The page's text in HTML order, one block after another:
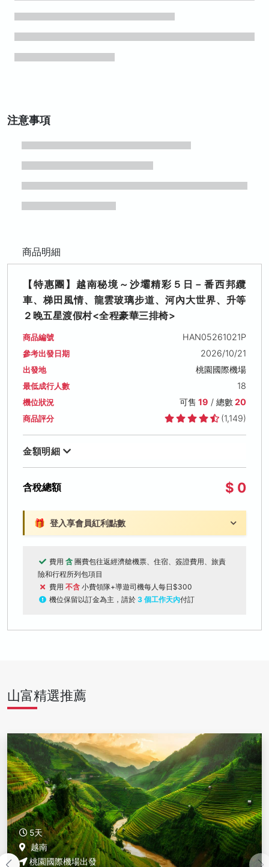
注意事項
商品明細
【特惠團】越南秘境～沙壩精彩５日－番西邦纜
車、梯田風情、龍雲玻璃步道、河內大世界、升等
２晚五星渡假村<全程豪華三排椅>
商品編號 HAN05261021P
參考出發日期 2026/10/21
出發地 桃園國際機場
最低成行人數 18
機位狀況 可售 19 / 總數20
商品評分 (1,149)
金額明細
含稅總額 $ 0
🎁 登入享會員紅利點數
費用 含 團費包往返經濟艙機票、住宿、簽證費用、旅責
險和行程所列包項目
費用 不含 小費領隊+導遊司機每人每日$300
機位保留以訂金為主，請於 3 個工作天內付訂
山富精選推薦
5天
越南
桃園國際機場出發